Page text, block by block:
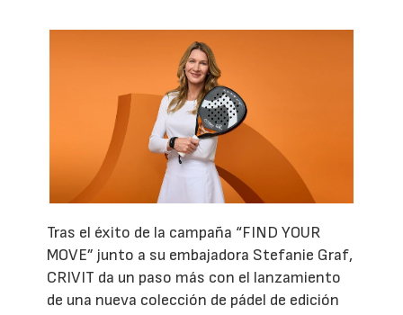
Tras el éxito de la campaña “FIND YOUR
MOVE” junto a su embajadora Stefanie Graf,
CRIVIT da un paso más con el lanzamiento
de una nueva colección de pádel de edición